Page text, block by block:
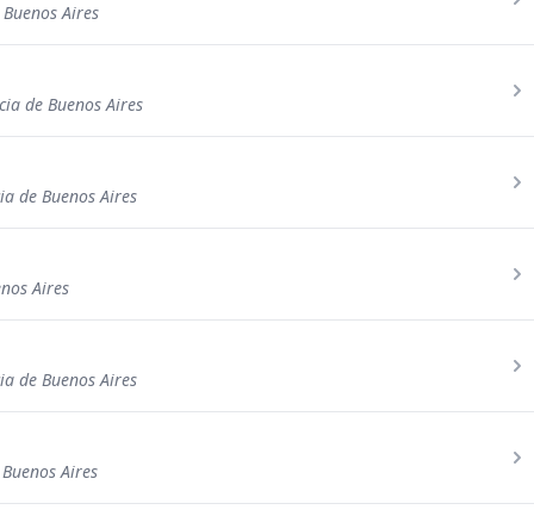
Aires
de Buenos Aires
de Buenos Aires
Aires
de Buenos Aires
Aires